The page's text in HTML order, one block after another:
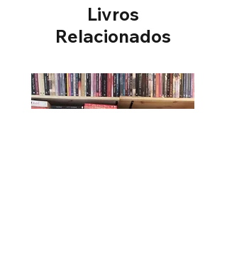
Livros
Relacionados